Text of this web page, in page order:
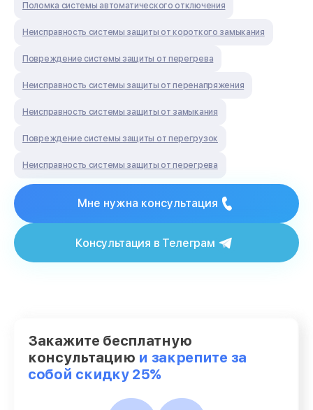
Поломка системы автоматического отключения
Неисправность системы защиты от короткого замыкания
Повреждение системы защиты от перегрева
Неисправность системы защиты от перенапряжения
Неисправность системы защиты от замыкания
Повреждение системы защиты от перегрузок
Неисправность системы защиты от перегрева
Мне нужна консультация
Консультация в Телеграм
Закажите бесплатную
консультацию и закрепите за
собой скидку 25%